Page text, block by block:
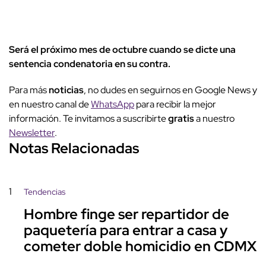
Será el próximo mes de octubre cuando se dicte una
sentencia condenatoria en su contra.
Para másnoticias, no dudes en seguirnos en Google News y
en nuestro canal deWhatsApppara recibir la mejor
información. Te invitamos a suscribirtegratisa nuestro
Newsletter.
Notas Relacionadas
1 Tendencias
Hombre finge ser repartidor de
paquetería para entrar a casa y
cometer doble homicidio en CDMX